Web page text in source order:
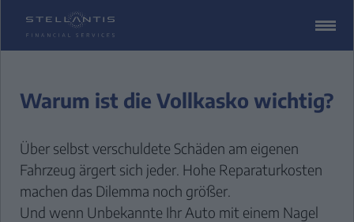
Warum ist die Vollkasko wichtig?
Über selbst verschuldete Schäden am eigenen
Fahrzeug ärgert sich jeder. Hohe Reparaturkosten
machen das Dilemma noch größer.
Und wenn Unbekannte Ihr Auto mit einem Nagel